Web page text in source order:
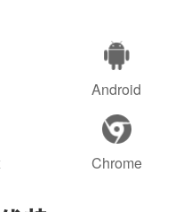
Android
Chrome